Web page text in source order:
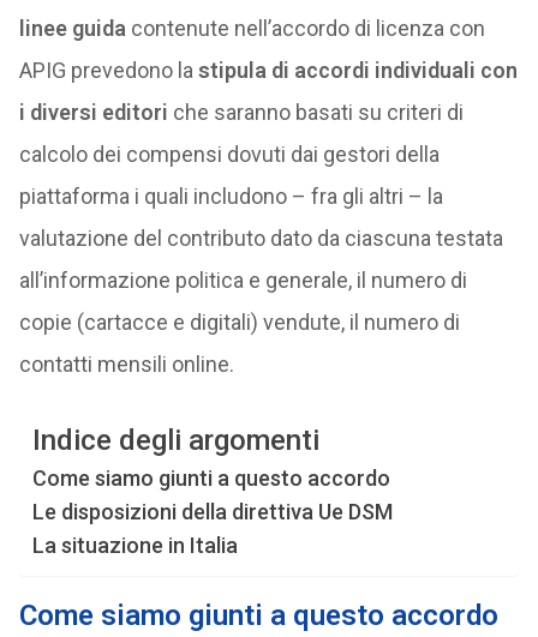
linee guida contenute nell’accordo di licenza con
APIG prevedono la stipula di accordi individuali con
i diversi editori che saranno basati su criteri di
calcolo dei compensi dovuti dai gestori della
piattaforma i quali includono – fra gli altri – la
valutazione del contributo dato da ciascuna testata
all’informazione politica e generale, il numero di
copie (cartacce e digitali) vendute, il numero di
contatti mensili online.
Indice degli argomenti
Come siamo giunti a questo accordo
Le disposizioni della direttiva Ue DSM
La situazione in Italia
Come siamo giunti a questo accordo